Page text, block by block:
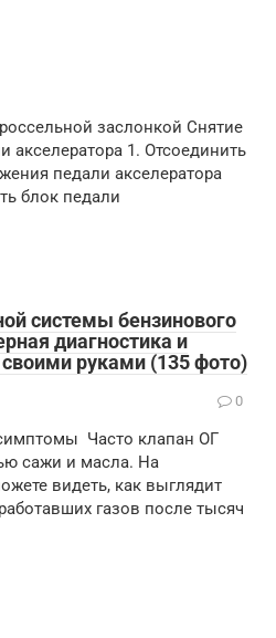
заслонкой Снятие
акселератора 1. Отсоединить
педали акселератора
блок педали
системы бензинового
диагностика и
руками (135 фото)
0
Часто клапан ОГ
сажи и масла. На
видеть, как выглядит
газов после тысяч